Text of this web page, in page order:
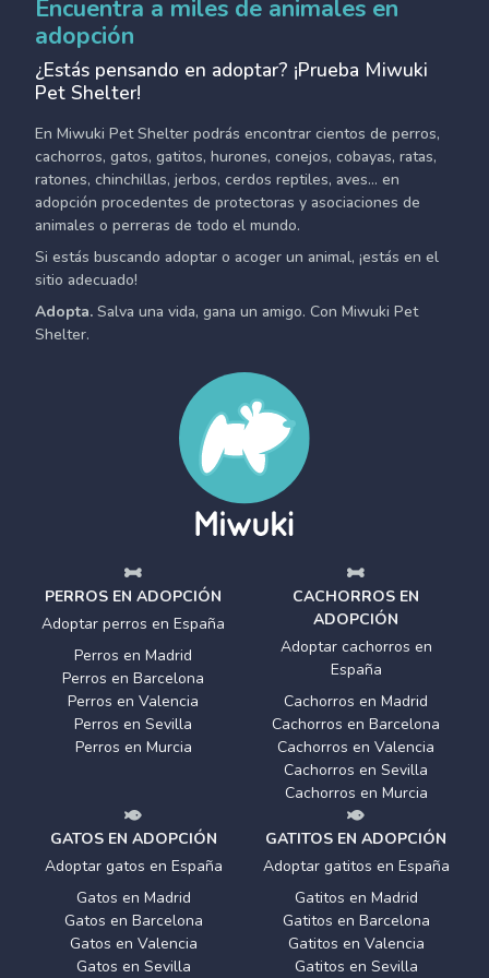
Encuentra a miles de animales en
adopción
¿Estás pensando en adoptar? ¡Prueba Miwuki
Pet Shelter!
En Miwuki Pet Shelter podrás encontrar cientos de perros,
cachorros, gatos, gatitos, hurones, conejos, cobayas, ratas,
ratones, chinchillas, jerbos, cerdos reptiles, aves... en
adopción procedentes de protectoras y asociaciones de
animales o perreras de todo el mundo.
Si estás buscando adoptar o acoger un animal, ¡estás en el
sitio adecuado!
Adopta. Salva una vida, gana un amigo. Con Miwuki Pet
Shelter.
PERROS EN ADOPCIÓN
Adoptar perros en España
Perros en Madrid
Perros en Barcelona
Perros en Valencia
Perros en Sevilla
Perros en Murcia
CACHORROS EN
ADOPCIÓN
Adoptar cachorros en
España
Cachorros en Madrid
Cachorros en Barcelona
Cachorros en Valencia
Cachorros en Sevilla
Cachorros en Murcia
GATOS EN ADOPCIÓN
Adoptar gatos en España
Gatos en Madrid
Gatos en Barcelona
Gatos en Valencia
Gatos en Sevilla
GATITOS EN ADOPCIÓN
Adoptar gatitos en España
Gatitos en Madrid
Gatitos en Barcelona
Gatitos en Valencia
Gatitos en Sevilla